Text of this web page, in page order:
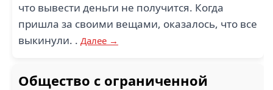
что вывести деньги не получится. Когда
пришла за своими вещами, оказалось, что все
выкинули. . Далее →
Общество с ограниченной